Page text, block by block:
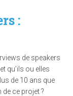
:
de speakers
qu’ils ou elles
de 10 ans que
ce projet ?